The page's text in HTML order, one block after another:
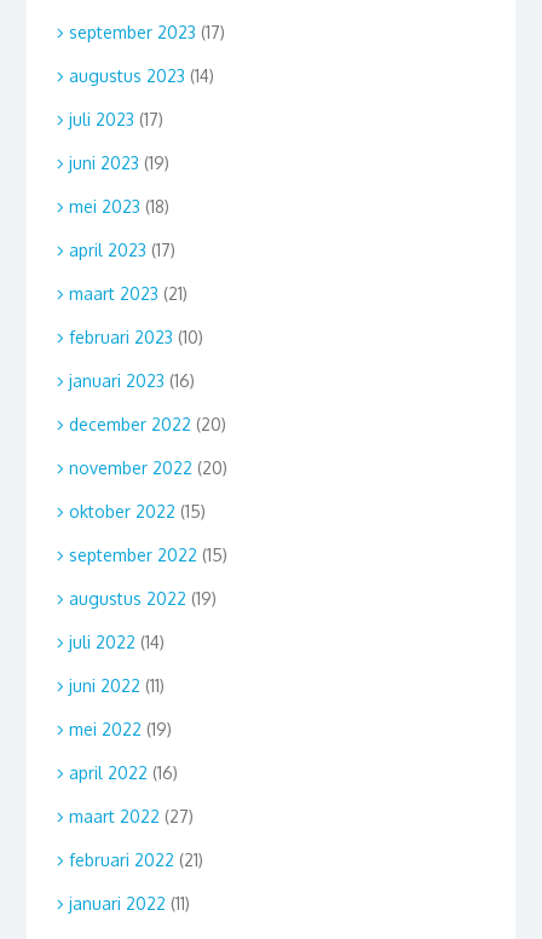
september 2023 (17)
augustus 2023 (14)
juli 2023 (17)
juni 2023 (19)
mei 2023 (18)
april 2023 (17)
maart 2023 (21)
februari 2023 (10)
januari 2023 (16)
december 2022 (20)
november 2022 (20)
oktober 2022 (15)
september 2022 (15)
augustus 2022 (19)
juli 2022 (14)
juni 2022 (11)
mei 2022 (19)
april 2022 (16)
maart 2022 (27)
februari 2022 (21)
januari 2022 (11)